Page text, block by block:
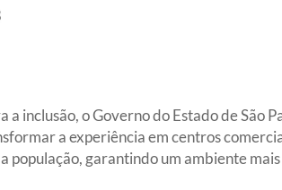
inclusão, o Governo do Estado de São
a experiência em centros
população, garantindo um ambiente